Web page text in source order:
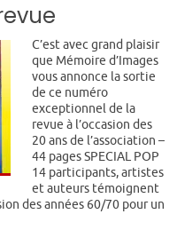
C’est avec grand plaisir
que Mémoire d’Images
vous annonce la sortie
de ce numéro
exceptionnel de la
revue à l’occasion des
20 ans de l’association –
44 pages SPECIAL POP
14 participants, artistes
et auteurs témoignent
des années 60/70 pour un